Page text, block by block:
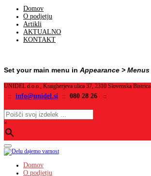
Domov
O podjetju
Artikli
AKTUALNO
KONTAKT
Set your main menu in Appearance > Menus
UNIDEL d.o.o., Kraigherjeva ulica 37, 2310 Slovenska Bistrica
:: info@unidel.si :: 080 28 26 ::
×
Domov
O podjetju